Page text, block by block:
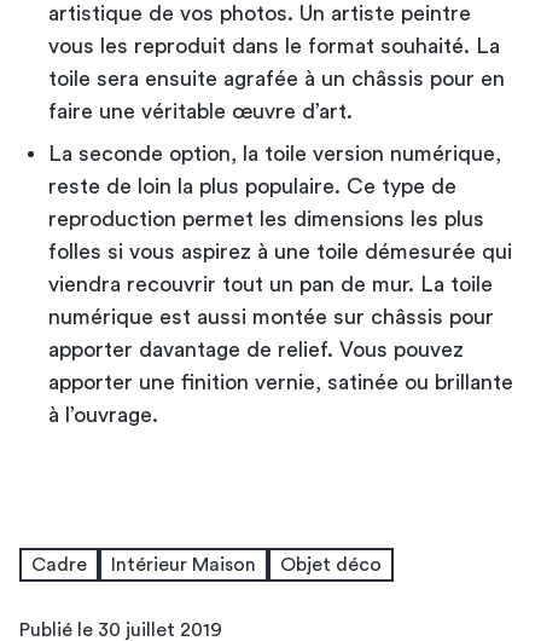
artistique de vos photos. Un artiste peintre
vous les reproduit dans le format souhaité. La
toile sera ensuite agrafée à un châssis pour en
faire une véritable œuvre d’art.
La seconde option, la toile version numérique,
reste de loin la plus populaire. Ce type de
reproduction permet les dimensions les plus
folles si vous aspirez à une toile démesurée qui
viendra recouvrir tout un pan de mur. La toile
numérique est aussi montée sur châssis pour
apporter davantage de relief. Vous pouvez
apporter une finition vernie, satinée ou brillante
à l’ouvrage.
Cadre Intérieur Maison Objet déco
Publié le 30 juillet 2019